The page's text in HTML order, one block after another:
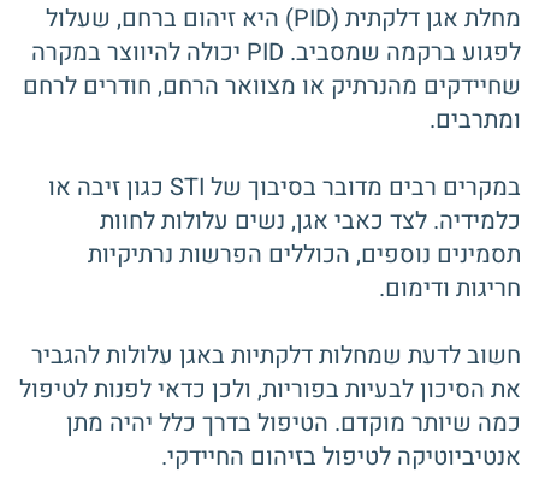
מחלת אגן דלקתית (PID) היא זיהום ברחם, שעלול
לפגוע ברקמה שמסביב. PID יכולה להיווצר במקרה
שחיידקים מהנרתיק או מצוואר הרחם, חודרים לרחם
ומתרבים.
במקרים רבים מדובר בסיבוך של STI כגון זיבה או
כלמידיה. לצד כאבי אגן, נשים עלולות לחוות
תסמינים נוספים, הכוללים הפרשות נרתיקיות
חריגות ודימום.
חשוב לדעת שמחלות דלקתיות באגן עלולות להגביר
את הסיכון לבעיות בפוריות, ולכן כדאי לפנות לטיפול
כמה שיותר מוקדם. הטיפול בדרך כלל יהיה מתן
אנטיביוטיקה לטיפול בזיהום החיידקי.